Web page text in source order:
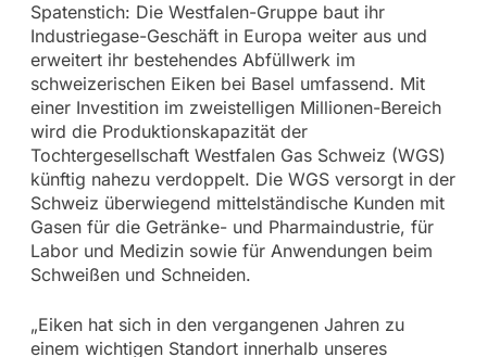
Spatenstich: Die Westfalen-Gruppe baut ihr
Industriegase-Geschäft in Europa weiter aus und
erweitert ihr bestehendes Abfüllwerk im
schweizerischen Eiken bei Basel umfassend. Mit
einer Investition im zweistelligen Millionen-Bereich
wird die Produktionskapazität der
Tochtergesellschaft Westfalen Gas Schweiz (WGS)
künftig nahezu verdoppelt. Die WGS versorgt in der
Schweiz überwiegend mittelständische Kunden mit
Gasen für die Getränke- und Pharmaindustrie, für
Labor und Medizin sowie für Anwendungen beim
Schweißen und Schneiden.
„Eiken hat sich in den vergangenen Jahren zu
einem wichtigen Standort innerhalb unseres